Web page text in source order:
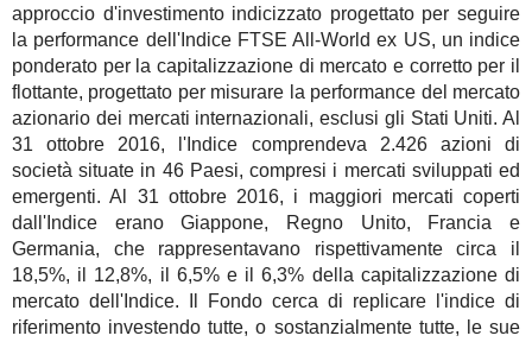
approccio d'investimento indicizzato progettato per seguire
la performance dell'Indice FTSE All-World ex US, un indice
ponderato per la capitalizzazione di mercato e corretto per il
flottante, progettato per misurare la performance del mercato
azionario dei mercati internazionali, esclusi gli Stati Uniti. Al
31 ottobre 2016, l'Indice comprendeva 2.426 azioni di
società situate in 46 Paesi, compresi i mercati sviluppati ed
emergenti. Al 31 ottobre 2016, i maggiori mercati coperti
dall'Indice erano Giappone, Regno Unito, Francia e
Germania, che rappresentavano rispettivamente circa il
18,5%, il 12,8%, il 6,5% e il 6,3% della capitalizzazione di
mercato dell'Indice. Il Fondo cerca di replicare l'indice di
riferimento investendo tutte, o sostanzialmente tutte, le sue